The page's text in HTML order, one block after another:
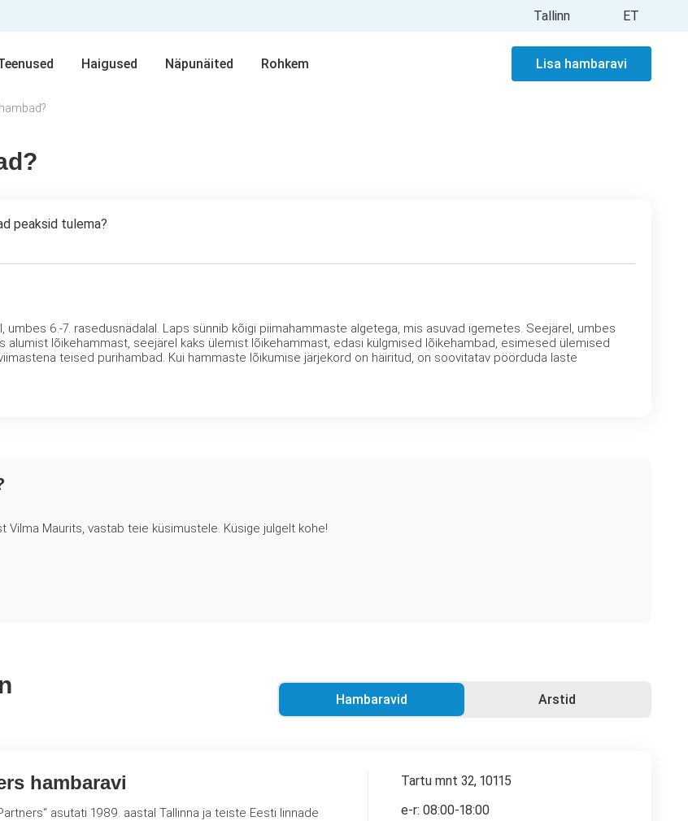
Tallinn ET
Haigused Näpunäited Rohkem Lisa hambaravi
peaksid tulema?
6.-7. rasedusnädalal. Laps sünnib kõigi piimahammaste algetega, mis asuvad igemetes. Seejärel, umbes
alumist lõikehammast, seejärel kaks ülemist lõikehammast, edasi külgmised lõikehambad, esimesed ülemised
teised purihambad. Kui hammaste lõikumise järjekord on häiritud, on soovitatav pöörduda laste
Maurits, vastab teie küsimustele. Küsige julgelt kohe!
Hambaravid Arstid
hambaravi
asutati 1989. aastal Tallinna ja teiste Eesti linnade
Tartu mnt 32, 10115
e-r: 08:00-18:00